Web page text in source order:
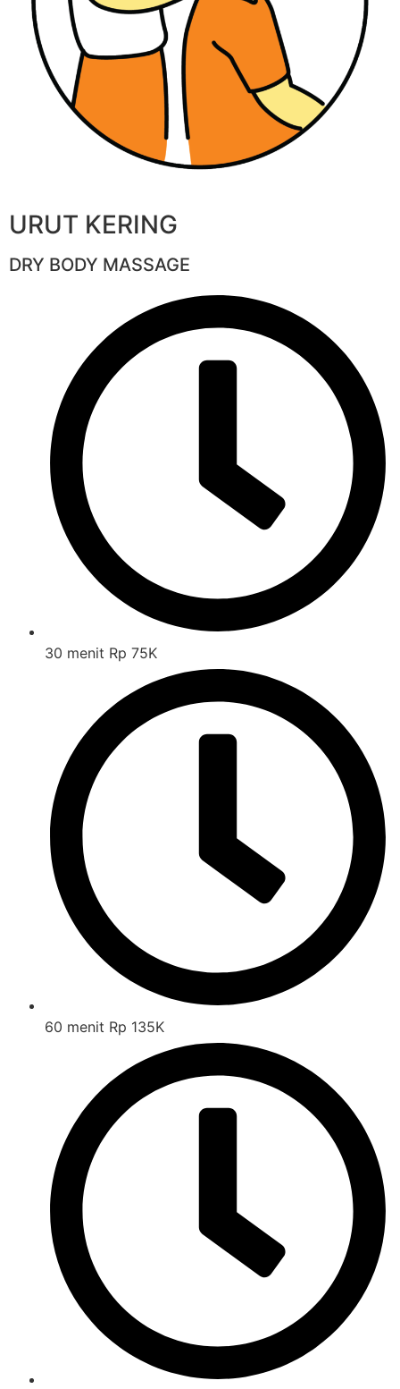
URUT KERING
DRY BODY MASSAGE
30 menit Rp 75K
60 menit Rp 135K